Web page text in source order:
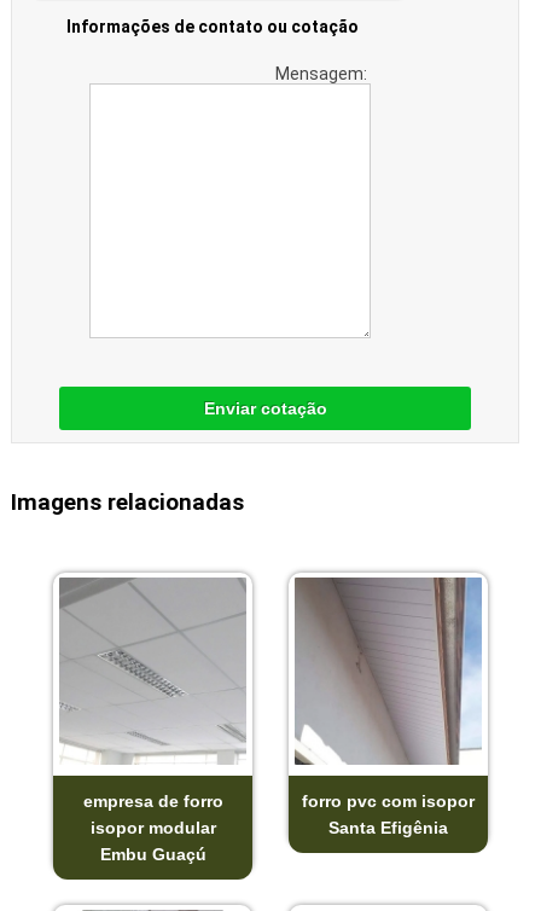
Informações de contato ou cotação
Mensagem:
Enviar cotação
Imagens relacionadas
empresa de forro
isopor modular
Embu Guaçú
forro pvc com isopor
Santa Efigênia